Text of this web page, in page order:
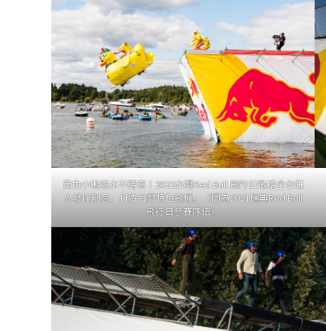
黃色小鴨落水不稀奇！2022台灣Red Bull 飛行日徵招全台狂
人發揮創意，打造台灣特色飛機。（圖為2021瑞典Red Bull
飛行日參賽隊伍）